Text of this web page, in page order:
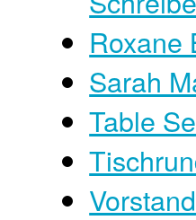
Roxane
Sarah
Table